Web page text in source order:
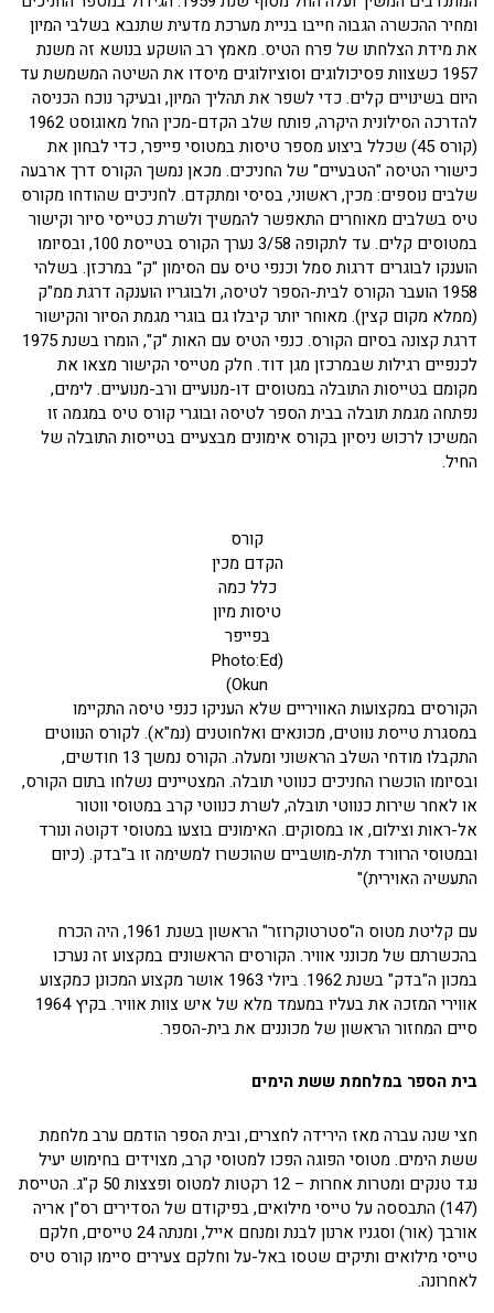
ומחיר ההכשרה הגבוה חייבו בניית מערכת מדעית שתנבא בשלבי המיון
את מידת הצלחתו של פרח הטיס. מאמץ רב הושקע בנושא זה משנת
1957 כשצוות פסיכולוגים וסוציולוגים מיסדו את השיטה המשמשת עד
היום בשינויים קלים. כדי לשפר את תהליך המיון, ובעיקר נוכח הכניסה
להדרכה הסילונית היקרה, פותח שלב הקדם-מכין החל מאוגוסט 1962
(קורס 45) שכלל ביצוע מספר טיסות במטוסי פייפר, כדי לבחון את
כישורי הטיסה "הטבעיים" של החניכים. מכאן נמשך הקורס דרך ארבעה
שלבים נוספים: מכין, ראשוני, בסיסי ומתקדם. לחניכים שהודחו מקורס
טיס בשלבים מאוחרים התאפשר להמשיך ולשרת כטייסי סיור וקישור
במטוסים קלים. עד לתקופה 3/58 נערך הקורס בטייסת 100, ובסיומו
הוענקו לבוגרים דרגות סמל וכנפי טיס עם הסימון "ק" במרכזן. בשלהי
1958 הועבר הקורס לבית-הספר לטיסה, ולבוגריו הוענקה דרגת ממ"ק
(ממלא מקום קצין). מאוחר יותר קיבלו גם בוגרי מגמת הסיור והקישור
דרגת קצונה בסיום הקורס. כנפי הטיס עם האות "ק", הומרו בשנת 1975
לכנפיים רגילות שבמרכזן מגן דוד. חלק מטייסי הקישור מצאו את
מקומם בטייסות התובלה במטוסים דו-מנועיים ורב-מנועיים. לימים,
נפתחה מגמת תובלה בבית הספר לטיסה ובוגרי קורס טיס במגמה זו
המשיכו לרכוש ניסיון בקורס אימונים מבצעיים בטייסות התובלה של
החיל.
קורס
הקדם מכין
כלל כמה
טיסות מיון
בפייפר
(Photo:Ed
Okun)
הקורסים במקצועות האוויריים שלא העניקו כנפי טיסה התקיימו
במסגרת טייסת נווטים, מכונאים ואלחוטנים (נמ"א). לקורס הנווטים
התקבלו מודחי השלב הראשוני ומעלה. הקורס נמשך 13 חודשים,
ובסיומו הוכשרו החניכים כנווטי תובלה. המצטיינים נשלחו בתום הקורס,
או לאחר שירות כנווטי תובלה, לשרת כנווטי קרב במטוסי ווטור
אל-ראות וצילום, או במסוקים. האימונים בוצעו במטוסי דקוטה ונורד
ובמטוסי הרוורד תלת-מושביים שהוכשרו למשימה זו ב"בדק. (כיום
התעשיה האוירית)"
עם קליטת מטוס ה"סטרטוקרוזר" הראשון בשנת 1961, היה הכרח
בהכשרתם של מכונני אוויר. הקורסים הראשונים במקצוע זה נערכו
במכון ה"בדק" בשנת 1962. ביולי 1963 אושר מקצוע המכונן כמקצוע
אווירי המזכה את בעליו במעמד מלא של איש צוות אוויר. בקיץ 1964
סיים המחזור הראשון של מכוננים את בית-הספר.
בית הספר במלחמת ששת הימים
חצי שנה עברה מאז הירידה לחצרים, ובית הספר הודמם ערב מלחמת
ששת הימים. מטוסי הפוגה הפכו למטוסי קרב, מצוידים בחימוש יעיל
נגד טנקים ומטרות אחרות – 12 רקטות למטוס ופצצות 50 ק"ג. הטייסת
(147) התבססה על טייסי מילואים, בפיקודם של הסדירים רס"ן אריה
אורבך (אור) וסגניו ארנון לבנת ומנחם אייל, ומנתה 24 טייסים, חלקם
טייסי מילואים ותיקים שטסו באל-על וחלקם צעירים סיימו קורס טיס
לאחרונה.